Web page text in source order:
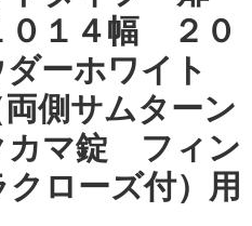
１４幅 ２０
ーホワイト
側サムターン
カマ錠 フィン
ローズ付）用